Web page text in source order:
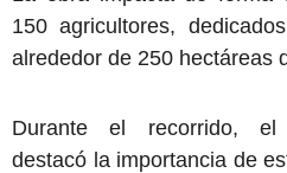
150 agricultores,
alrededor de 250 hectáreas
Durante el recorrido, el
destacó la importancia de